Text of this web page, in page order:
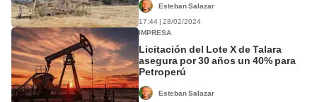
Esteban Salazar
17:44 | 28/02/2024
IMPRESA
Licitación del Lote X de Talara
asegura por 30 años un 40% para
Petroperú
Esteban Salazar